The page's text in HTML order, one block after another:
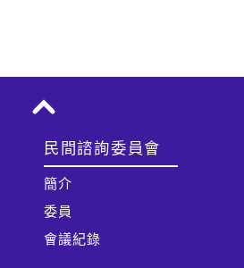
民間諮詢委員會
簡介
委員
會議紀錄